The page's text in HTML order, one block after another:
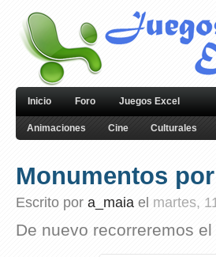
Inicio Foro Juegos Excel
Animaciones Cine Culturales
Monumentos
Escrito por a_maia el martes,
De nuevo recorreremos el